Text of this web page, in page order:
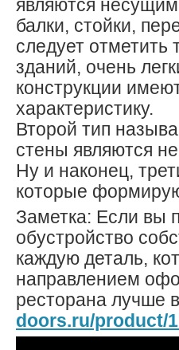
являются
балки, стойки,
следует отметить
зданий, очень
конструкции
характеристику.
Второй тип
стены являются
Ну и наконец,
которые
Заметка: Если вы
обустройство
каждую деталь,
направлением
ресторана лучше
doors.ru/product/